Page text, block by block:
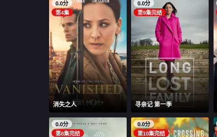
0.0分
第4集
消失之人
0.0分
第9集完结
寻亲记 第一季
0.0分
第8集完结
0.0分
第10集完结